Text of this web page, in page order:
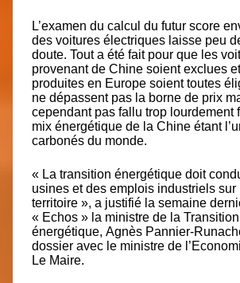
L’examen du calcul du futur score
des voitures électriques laisse peu
doute. Tout a été fait pour que les
provenant de Chine soient exclues
produites en Europe soient toutes
ne dépassent pas la borne de prix
cependant pas fallu trop lourdement
mix énergétique de la Chine étant
carbonés du monde.
« La transition énergétique doit
usines et des emplois industriels sur
territoire », a justifié la semaine
« Echos » la ministre de la Transition
énergétique, Agnès Pannier-
dossier avec le ministre de
Le Maire.